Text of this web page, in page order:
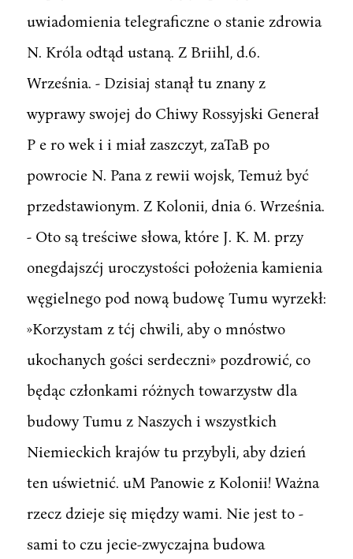
uwiadomienia telegraficzne o stanie zdrowia
N. Króla odtąd ustaną. Z Briihl, d.6.
Września. - Dzisiaj stanął tu znany z
wyprawy swojej do Chiwy Rossyjski Generał
P e ro wek i i miał zaszczyt, zaTaB po
powrocie N. Pana z rewii wojsk, Temuż być
przedstawionym. Z Kolonii, dnia 6. Września.
- Oto są treściwe słowa, które J. K. M. przy
onegdajszćj uroczystości położenia kamienia
węgielnego pod nową budowę Tumu wyrzekł:
»Korzystam z tćj chwili, aby o mnóstwo
ukochanych gości serdeczni» pozdrowić, co
będąc członkami różnych towarzystw dla
budowy Tumu z Naszych i wszystkich
Niemieckich krajów tu przybyli, aby dzień
ten uświetnić. uM Panowie z Kolonii! Ważna
rzecz dzieje się między wami. Nie jest to -
sami to czu jecie-zwyczajna budowa